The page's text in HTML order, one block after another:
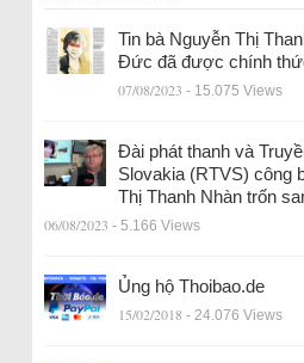
Tin bà Nguyễn Thị
Đức đã được chính
07/08/2023 - 15.075 Views
Đài phát thanh và
Slovakia (RTVS) công
Thị Thanh Nhàn trốn
06/08/2023 - 5.166 Views
Ủng hộ Thoibao.de
15/02/2018 - 24.076 Views